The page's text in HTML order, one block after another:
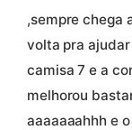
,sempre chega
volta pra
camisa 7 e a
melhorou
aaaaaaahhh e